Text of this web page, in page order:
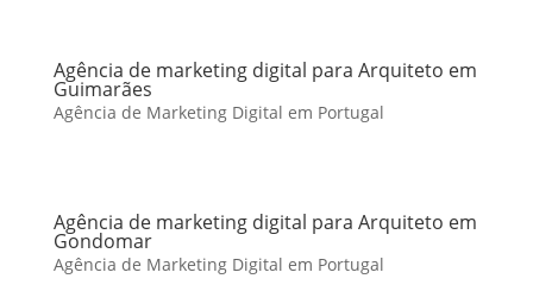
Agência de marketing digital para Arquiteto em
Guimarães
Agência de Marketing Digital em Portugal
Agência de marketing digital para Arquiteto em
Gondomar
Agência de Marketing Digital em Portugal